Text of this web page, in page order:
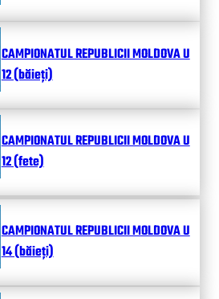
CAMPIONATUL REPUBLICII MOLDOVA U
12 (băieți)
CAMPIONATUL REPUBLICII MOLDOVA U
12 (fete)
CAMPIONATUL REPUBLICII MOLDOVA U
14 (băieți)